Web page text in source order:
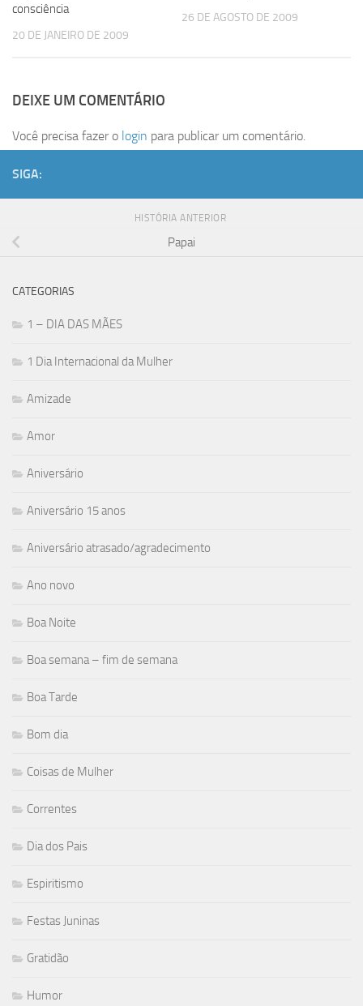
consciência
20 DE JANEIRO DE 2009
26 DE AGOSTO DE 2009
DEIXE UM COMENTÁRIO
Você precisa fazer o login para publicar um comentário.
SIGA:
HISTÓRIA ANTERIOR
Papai
CATEGORIAS
1 – DIA DAS MÃES
1 Dia Internacional da Mulher
Amizade
Amor
Aniversário
Aniversário 15 anos
Aniversário atrasado/agradecimento
Ano novo
Boa Noite
Boa semana – fim de semana
Boa Tarde
Bom dia
Coisas de Mulher
Correntes
Dia dos Pais
Espiritismo
Festas Juninas
Gratidão
Humor